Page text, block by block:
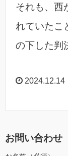
それも、西
れていたこ
の下した判
2024.12.14
お問い合わせ